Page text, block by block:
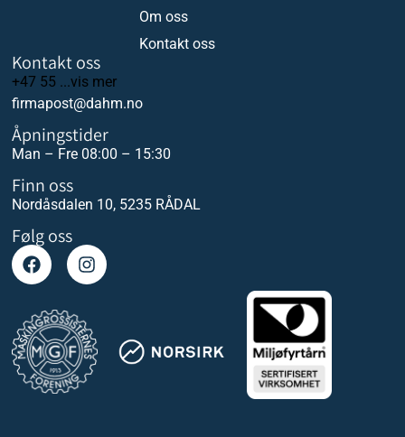
Om oss
Kontakt oss
Kontakt oss
+47 55 ...vis mer
firmapost@dahm.no
Åpningstider
Man – Fre 08:00 – 15:30
Finn oss
Nordåsdalen 10, 5235 RÅDAL
Følg oss